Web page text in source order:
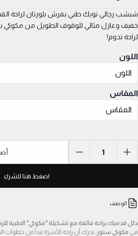
شبشب رجالي نوبك طبي بفرش بلورتان لراحة
لراحة تدوم!
اللون
اللون
المقاس
المقاس
اضغط هنا للشراء
1
الوصف
دلل قدميك براحة فائقة مع تشكيلة "مكوكي" الطبية
في مكوكي ستور